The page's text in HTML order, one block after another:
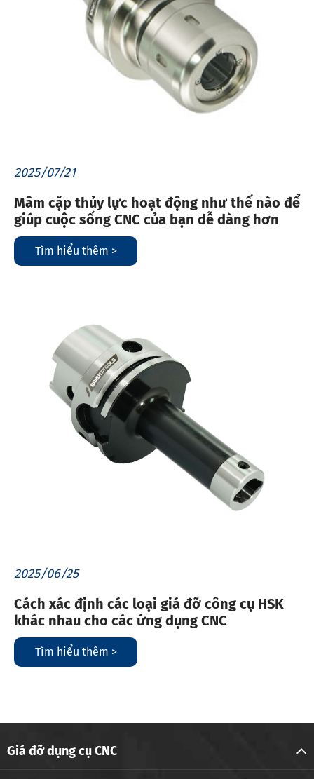
2025/07/21
Mâm cặp thủy lực hoạt động như thế nào để
giúp cuộc sống CNC của bạn dễ dàng hơn
Tìm hiểu thêm >
2025/06/25
Cách xác định các loại giá đỡ công cụ HSK
khác nhau cho các ứng dụng CNC
Tìm hiểu thêm >
Giá đỡ dụng cụ CNC